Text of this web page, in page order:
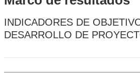
INDICADORES DE
DESARROLLO DE